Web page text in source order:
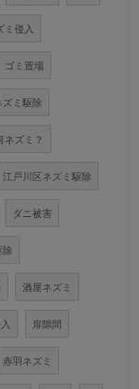
ミ侵入
ゴミ置場
ミ駆除
ネズミ？
江戸川区ネズミ駆除
ダニ被害
酒屋ネズミ
扉隙間
赤羽ネズミ